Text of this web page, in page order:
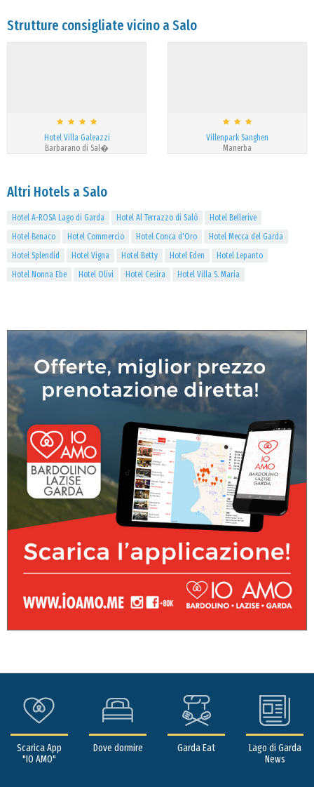
Strutture consigliate vicino a Salo
Hotel Villa Galeazzi
Barbarano di Sal�
Villenpark Sanghen
Manerba
Altri Hotels a Salo
Hotel A-ROSA Lago di Garda Hotel Al Terrazzo di Salò
Hotel Bellerive
Hotel Benaco
Hotel Commercio Hotel Conca d'Oro
Hotel Mecca del Garda
Hotel Splendid
Hotel Vigna Hotel Betty Hotel Eden
Hotel Lepanto
Hotel Nonna Ebe
Hotel Olivi Hotel Cesira Hotel Villa S. Maria
Scarica App
"IO AMO"
Dove dormire Garda Eat
Lago di Garda
News